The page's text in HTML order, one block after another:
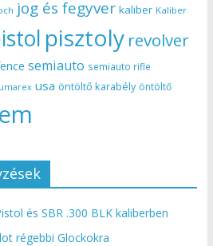
jog és fegyver kaliber Kaliber
pisztoly revolver
semiauto semiauto rifle
umarex usa öntöltő karabély öntöltő
és SBR .300 BLK kaliberben
régebbi Glockokra